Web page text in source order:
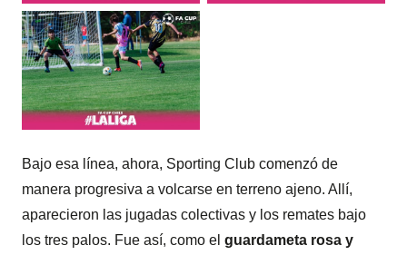
Bajo esa línea, ahora, Sporting Club comenzó de
manera progresiva a volcarse en terreno ajeno. Allí,
aparecieron las jugadas colectivas y los remates bajo
los tres palos. Fue así, como el guardameta rosa y